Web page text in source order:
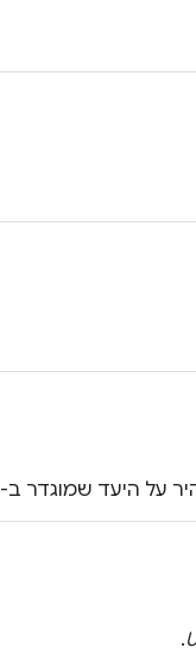
על היעד שמוגדר ב-